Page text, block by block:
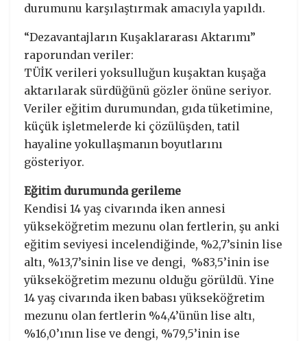
durumunu karşılaştırmak amacıyla yapıldı.
“Dezavantajların Kuşaklararası Aktarımı”
raporundan veriler:
TÜİK verileri yoksulluğun kuşaktan kuşağa
aktarılarak sürdüğünü gözler önüne seriyor.
Veriler eğitim durumundan, gıda tüketimine,
küçük işletmelerde ki çözülüşden, tatil
hayaline yokullaşmanın boyutlarını
gösteriyor.
Eğitim durumunda gerileme
Kendisi 14 yaş civarında iken annesi
yükseköğretim mezunu olan fertlerin, şu anki
eğitim seviyesi incelendiğinde, %2,7’sinin lise
altı, %13,7’sinin lise ve dengi, %83,5’inin ise
yükseköğretim mezunu olduğu görüldü. Yine
14 yaş civarında iken babası yükseköğretim
mezunu olan fertlerin %4,4’ünün lise altı,
%16,0’ının lise ve dengi, %79,5’inin ise